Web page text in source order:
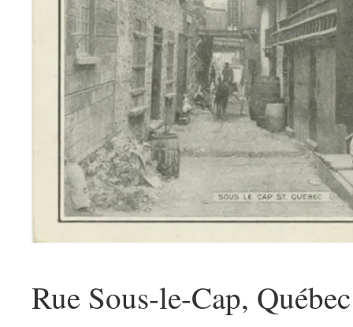
Rue Sous-le-Cap, Québec